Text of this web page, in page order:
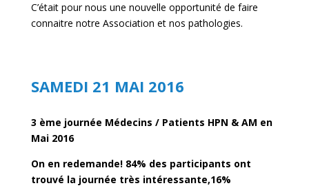
C’était pour nous une nouvelle opportunité de faire
connaitre notre Association et nos pathologies.
SAMEDI 21 MAI 2016
3 ème journée Médecins / Patients HPN & AM en
Mai 2016
On en redemande! 84% des participants ont
trouvé la journée très intéressante,16%